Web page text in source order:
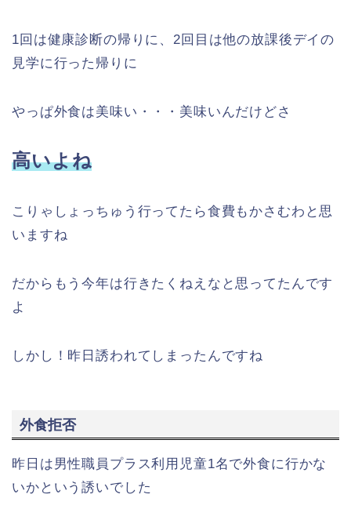
1回は健康診断の帰りに、2回目は他の放課後デイの
見学に行った帰りに
やっぱ外食は美味い・・・美味いんだけどさ
高いよね
こりゃしょっちゅう行ってたら食費もかさむわと思
いますね
だからもう今年は行きたくねえなと思ってたんです
よ
しかし！昨日誘われてしまったんですね
外食拒否
昨日は男性職員プラス利用児童1名で外食に行かな
いかという誘いでした